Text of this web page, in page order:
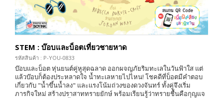
STEM : บ๊อบและบ็อตเที่ยวชายหาด
รหัสสินค้า : P-YOU-0833
บ๊อบและบ็อต หุ่นยนต์คู่หูสุดฉลาด ออกผจญภัยริมทะเลในวันฟ้าใส แต่
แล้วบ๊อบก็ต้องประหลาดใจ น้ำทะเลหายไปไหน! โชคดีที่บ็อตมีคำตอบ
เกี่ยวกับ "น้ำขึ้นน้ำลง" และแรงโน้มถ่วงของดวงจันทร์ ทั้งคู่จึงเริ่ม
ภารกิจใหม่ สร้างปราสาททรายยักษ์ พร้อมเรียนรู้ว่าทรายชื้นคือกุญแจ